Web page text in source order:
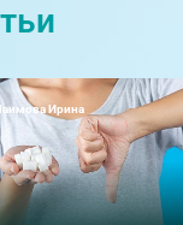
Ирина